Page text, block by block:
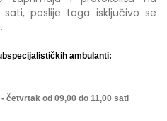
poslije toga isključivo se
ambulanti:
četvrtak od 09,00 do 11,00 sati